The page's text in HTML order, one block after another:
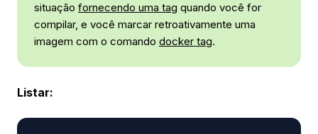
situação fornecendo uma tag quando você for
compilar, e você marcar retroativamente uma
imagem com o comando docker tag.
Listar: